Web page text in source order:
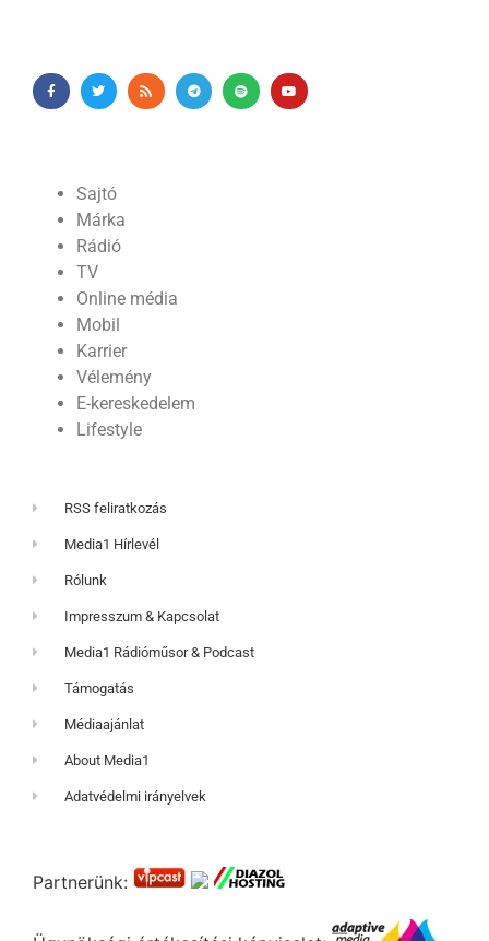
Sajtó
Márka
Rádió
TV
Online média
Mobil
Karrier
Vélemény
E-kereskedelem
Lifestyle
RSS feliratkozás
Media1 Hírlevél
Rólunk
Impresszum & Kapcsolat
Media1 Rádióműsor & Podcast
Támogatás
Médiaajánlat
About Media1
Adatvédelmi irányelvek
Partnerünk: